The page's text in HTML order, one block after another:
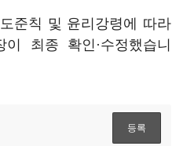
준칙 및 윤리강령에 따라
최종 확인·수정했습니